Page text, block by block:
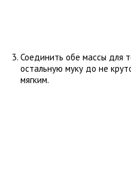
Соединить обе массы для
остальную муку до не
мягким.